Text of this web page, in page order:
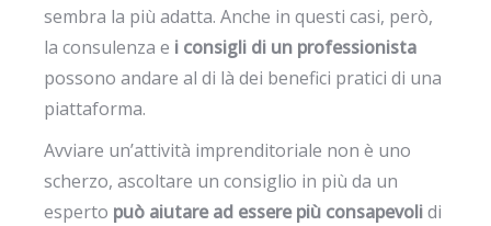
sembra la più adatta. Anche in questi casi, però,
la consulenza e i consigli di un professionista
possono andare al di là dei benefici pratici di una
piattaforma.
Avviare un’attività imprenditoriale non è uno
scherzo, ascoltare un consiglio in più da un
esperto può aiutare ad essere più consapevolidi